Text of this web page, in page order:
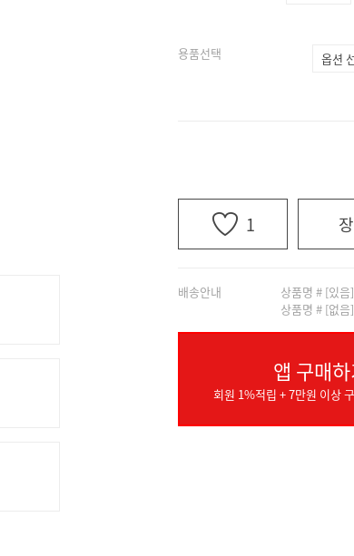
용품선택
1
배송안내
상품명 # [있
상품명 # [없
앱 구매
회원 1%적립 + 7만원 이상